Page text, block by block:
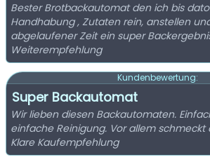
Bester Brotbackautomat den ich bis
Handhabung , Zutaten rein, anstellen
abgelaufener Zeit ein super
Weiterempfehlung
Kundenbewertung:
Super Backautomat
Wir lieben diesen Backautomaten.
einfache Reinigung. Vor allem schmeckt
Klare Kaufempfehlung